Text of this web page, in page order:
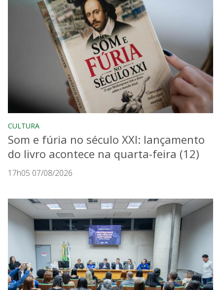
CULTURA
Som e fúria no século XXI: lançamento
do livro acontece na quarta-feira (12)
17h05 07/08/2026